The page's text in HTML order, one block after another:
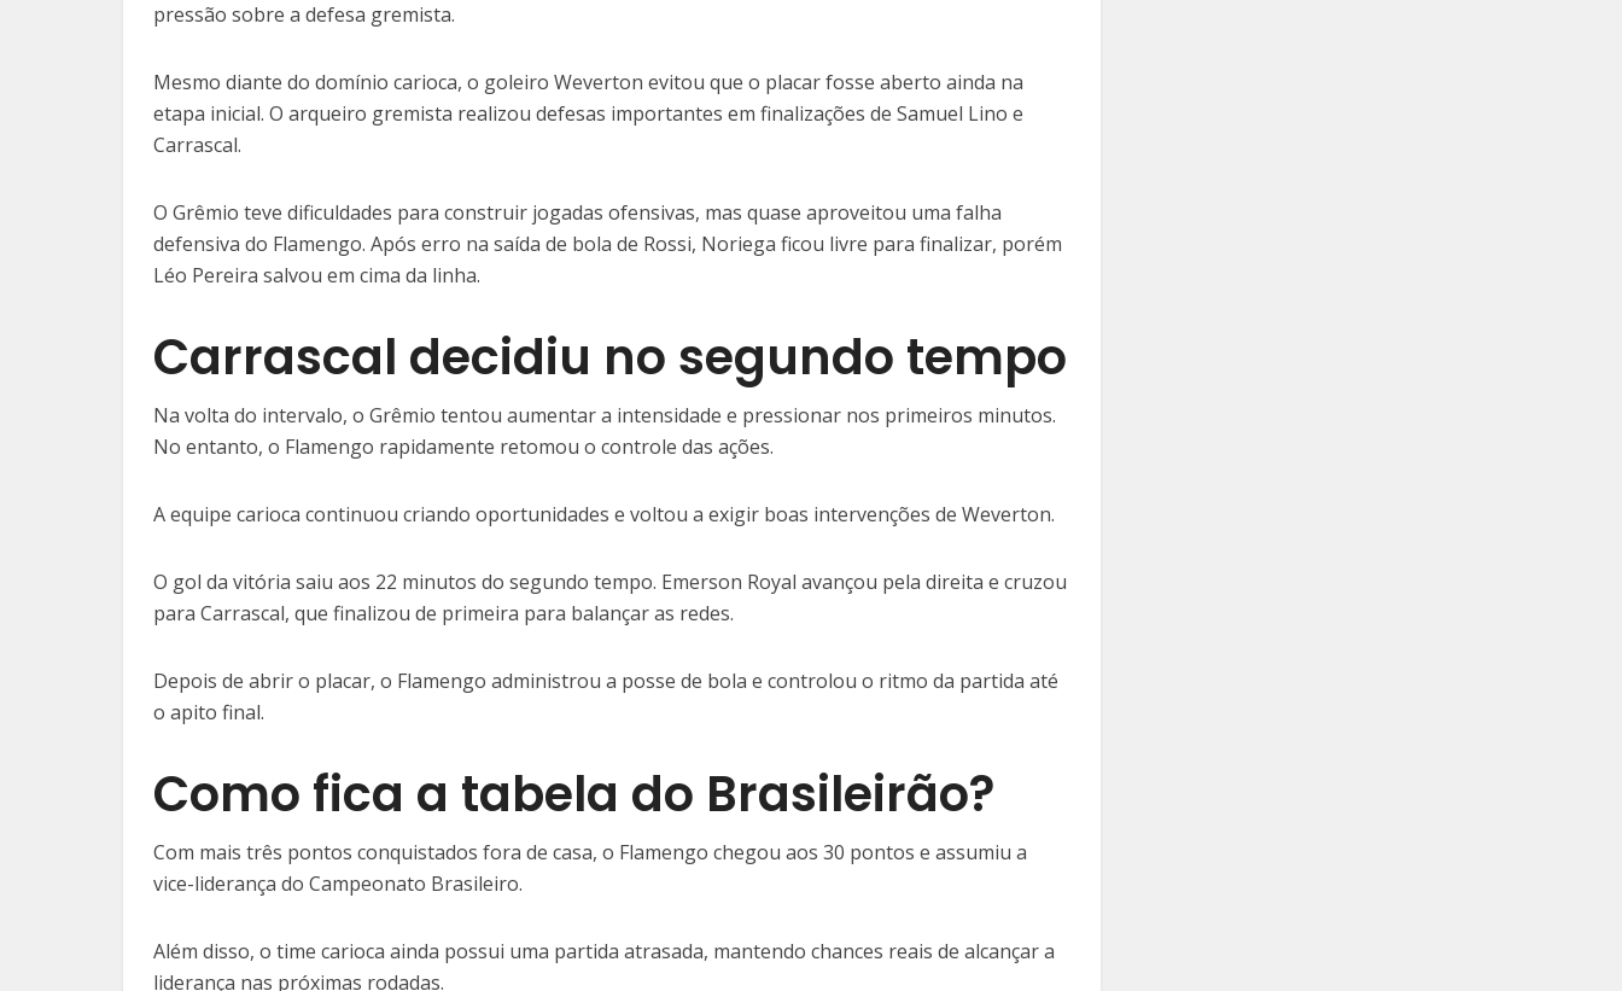
pressão sobre a defesa gremista.
Mesmo diante do domínio carioca, o goleiro Weverton evitou que o placar fosse aberto ainda na
etapa inicial. O arqueiro gremista realizou defesas importantes em finalizações de Samuel Lino e
Carrascal.
O Grêmio teve dificuldades para construir jogadas ofensivas, mas quase aproveitou uma falha
defensiva do Flamengo. Após erro na saída de bola de Rossi, Noriega ficou livre para finalizar, porém
Léo Pereira salvou em cima da linha.
Carrascal decidiu no segundo tempo
Na volta do intervalo, o Grêmio tentou aumentar a intensidade e pressionar nos primeiros minutos.
No entanto, o Flamengo rapidamente retomou o controle das ações.
A equipe carioca continuou criando oportunidades e voltou a exigir boas intervenções de Weverton.
O gol da vitória saiu aos 22 minutos do segundo tempo. Emerson Royal avançou pela direita e cruzou
para Carrascal, que finalizou de primeira para balançar as redes.
Depois de abrir o placar, o Flamengo administrou a posse de bola e controlou o ritmo da partida até
o apito final.
Como fica a tabela do Brasileirão?
Com mais três pontos conquistados fora de casa, o Flamengo chegou aos 30 pontos e assumiu a
vice-liderança do Campeonato Brasileiro.
Além disso, o time carioca ainda possui uma partida atrasada, mantendo chances reais de alcançar a
liderança nas próximas rodadas.